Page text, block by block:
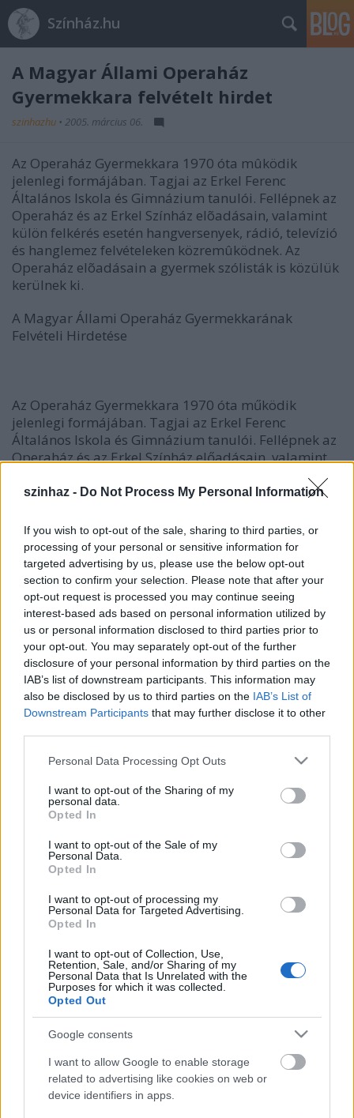
szinhaz - Do Not Process My Personal Information
If you wish to opt-out of the sale, sharing to third parties, or
processing of your personal or sensitive information for
targeted advertising by us, please use the below opt-out
section to confirm your selection. Please note that after your
opt-out request is processed you may continue seeing
interest-based ads based on personal information utilized by
us or personal information disclosed to third parties prior to
your opt-out. You may separately opt-out of the further
disclosure of your personal information by third parties on the
IAB’s list of downstream participants. This information may
also be disclosed by us to third parties on the IAB’s List of
Downstream Participants that may further disclose it to other
Please note that this website/app uses one or more Google
not limited to your visit or usage behaviour. You may click to
grant or deny consent to Google and its third-party tags to
use your data for below specified purposes in below Google
consent section.
Personal Data Processing Opt Outs
I want to opt-out of the Sharing of my
personal data.
Opted In
I want to opt-out of the Sale of my
Personal Data.
Opted In
I want to opt-out of processing my
Personal Data for Targeted Advertising.
Opted In
I want to opt-out of Collection, Use,
Retention, Sale, and/or Sharing of my
Personal Data that Is Unrelated with the
Purposes for which it was collected.
Opted Out
Google consents
I want to allow Google to enable storage
related to advertising like cookies on web or
device identifiers in apps.
Színház.hu
A Magyar Állami Operaház
Gyermekkara felvételt hirdet
szinhazhu • 2005. március 06.
Az Operaház Gyermekkara 1970 óta mûködik
jelenlegi formájában. Tagjai az Erkel Ferenc
Általános Iskola és Gimnázium tanulói. Fellépnek az
Operaház és az Erkel Színház elõadásain, valamint
külön felkérés esetén hangversenyek, rádió, televízió
és hanglemez felvételeken közremûködnek. Az
Operaház elõadásain a gyermek szólisták is közülük
kerülnek ki.
A Magyar Állami Operaház Gyermekkarának
Felvételi Hirdetése
Az Operaház Gyermekkara 1970 óta működik
jelenlegi formájában. Tagjai az Erkel Ferenc
Általános Iskola és Gimnázium tanulói. Fellépnek az
Operaház és az Erkel Színház előadásain, valamint
külön felkérés esetén hangversenyek, rádió, televízió
és hanglemez felvételeken közreműködnek. Az
kerülnek ki. Nagy sikerrel ( amit a kritikák is
igazoltak ) énekelték a Jancsi és Juliska rövidített
változatában a címszerepeket, világpremierként
Ligeti György : Le grande Macabre című operájában
Mekis Péter volt Go-go herceg, Britten: A csavar
fordul egyet című művében Babay Nóra és Ivanics
Atilla szintén egyedülálló módon adta elő a két
gyermekszereplő szólamát, Mozart: A varázsfuvola
�három fiú�-ját több rendezésben is alakították
kórusunk tagjai, Wagner: Tannhauser-ében és
Puccini: Tosca- jában pedig a
Pásztorfiút.Természetesen az operák gyermekkari
szólamainak eléneklése a fő feladatuk. Minden
évben lehetőség van bekerülni a kórusba felvételi
alapján. Idén is várjuk a jelentkezőket!
Feltételek: a jelentkező gyermek a 2005-2006-os
tanévben kezdi meg az általános iskola 1-6.
osztályát, jó zenei hallása, és tiszta énekhangja van.
Jelentkezési lapjának tartalmaznia kell nevét, címét,
jelenlegi osztályát. Kérjük, hogy egy megcímzett,
bélyeggel ellátott borítékot is mellékeljenek!
Erkel Ferenc Általános iskola és Gimnázium
1063 Budapest
Szív u. 19-21.
Az első osztályba jelentkező gyerekek felvételijének
várható időpontja: